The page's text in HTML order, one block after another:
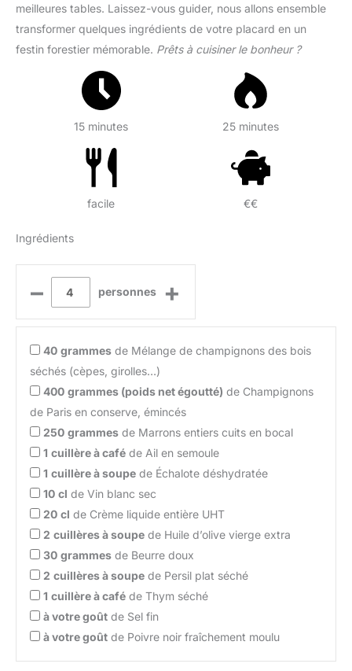
meilleures tables. Laissez-vous guider, nous allons ensemble
transformer quelques ingrédients de votre placard en un
festin forestier mémorable. Prêts à cuisiner le bonheur ?
15 minutes 25 minutes
facile €€
Ingrédients
– personnes +
40 grammes de Mélange de champignons des bois
séchés (cèpes, girolles…)
400 grammes (poids net égoutté) de Champignons
de Paris en conserve, émincés
250 grammes de Marrons entiers cuits en bocal
1 cuillère à café de Ail en semoule
1 cuillère à soupe de Échalote déshydratée
10 cl de Vin blanc sec
20 cl de Crème liquide entière UHT
2 cuillères à soupe de Huile d’olive vierge extra
30 grammes de Beurre doux
2 cuillères à soupe de Persil plat séché
1 cuillère à café de Thym séché
à votre goût de Sel fin
à votre goût de Poivre noir fraîchement moulu